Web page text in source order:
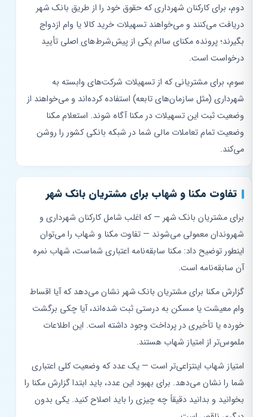
دوم، برای کارکنان شهرداری که حقوق خود را از طریق بانک شهر
دریافت می‌کنند و می‌خواهند تسهیلات خرید کالا یا وام ازدواج
بگیرند؛ پرونده مکنای سالم یکی از پیش‌شرط‌های اصلی تأیید
درخواست است.
سوم، برای مشتریانی که از تسهیلات شرکت‌های وابسته به
شهرداری (مثل سازمان‌های تابعه) استفاده کرده‌اند و می‌خواهند از
وضعیت ثبت این تسهیلات در مکنا آگاه شوند. استعلام مکنا
وضعیت تمام تعاملات مالی شما در شبکه بانکی کشور را روشن
می‌کند.
تفاوت مکنا و شهاب برای مشتریان بانک شهر
برای مشتریان بانک شهر — که اغلب شامل کارکنان شهرداری و
شهروندان معمولی می‌شوند — تفاوت مکنا و شهاب را می‌توان
اینطور توضیح داد: مکنا سابقه‌نامه اعتباری شماست، شهاب نمره
آن سابقه‌نامه است.
گزارش مکنا برای مشتریان بانک شهر نشان می‌دهد که آیا اقساط
وام معیشت یا مسکن به درستی ثبت شده‌اند، آیا چکی برگشت
خورده یا تأخیری در پرداخت وجود داشته است. این اطلاعات
ملموس‌تر از امتیاز شهاب هستند.
امتیاز شهاب اینتزاعی‌تر است — یک عدد که وضعیت کلی اعتباری
شما را نشان می‌دهد. برای بهبود این عدد، باید ابتدا گزارش مکنا را
بخوانید و بدانید دقیقاً چه چیزی را باید اصلاح کنید. یکی بدون